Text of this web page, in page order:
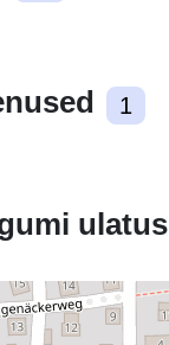
1
ulatus